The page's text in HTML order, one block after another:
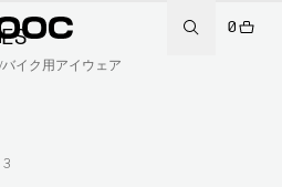
0
/バイク用アイウェア
3